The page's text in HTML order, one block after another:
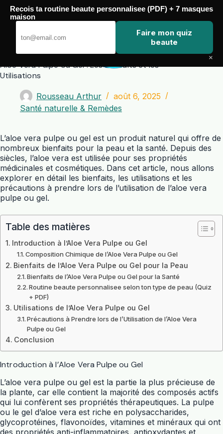
Passer
contenu
Aloe Vera Pulpe ou Gel : Les Bienfaits et les
Utilisations
Rousseau Arthur
août 6, 2025
Santé naturelle & Remèdes
L’aloe vera pulpe ou gel est un produit naturel qui offre de
nombreux bienfaits pour la peau et la santé. Depuis des
siècles, l’aloe vera est utilisée pour ses propriétés
médicinales et cosmétiques. Dans cet article, nous allons
explorer en détail les bienfaits, les utilisations et les
précautions à prendre lors de l’utilisation de l’aloe vera
pulpe ou gel.
Table des matières
Introduction à l’Aloe Vera Pulpe ou Gel
Composition Chimique de l’Aloe Vera Pulpe ou Gel
Bienfaits de l’Aloe Vera Pulpe ou Gel pour la Peau
Bienfaits de l’Aloe Vera Pulpe ou Gel pour la Santé
Routine beaute personnalisee selon ton type de peau (Quiz
+ PDF)
Utilisations de l’Aloe Vera Pulpe ou Gel
Précautions à Prendre lors de l’Utilisation de l’Aloe Vera
Pulpe ou Gel
Conclusion
Introduction à l’Aloe Vera Pulpe ou Gel
L’aloe vera pulpe ou gel est la partie la plus précieuse de
la plante, car elle contient la majorité des composés actifs
qui lui confèrent ses propriétés thérapeutiques. La pulpe
ou le gel d’aloe vera est riche en polysaccharides,
glycoprotéines, flavonoïdes, vitamines et minéraux qui ont
des propriétés anti-inflammatoires, antioxydantes et
Recois ta routine beaute personnalisee (PDF) + 7 masques
maison
Faire mon quiz
beaute
×